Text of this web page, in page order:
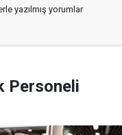
yazılmış yorumlar
Personeli